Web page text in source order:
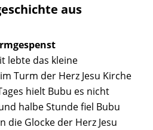
aus
lebte das kleine
Turm der Herz Jesu Kirche
hielt Bubu es nicht
halbe Stunde fiel Bubu
die Glocke der Herz Jesu